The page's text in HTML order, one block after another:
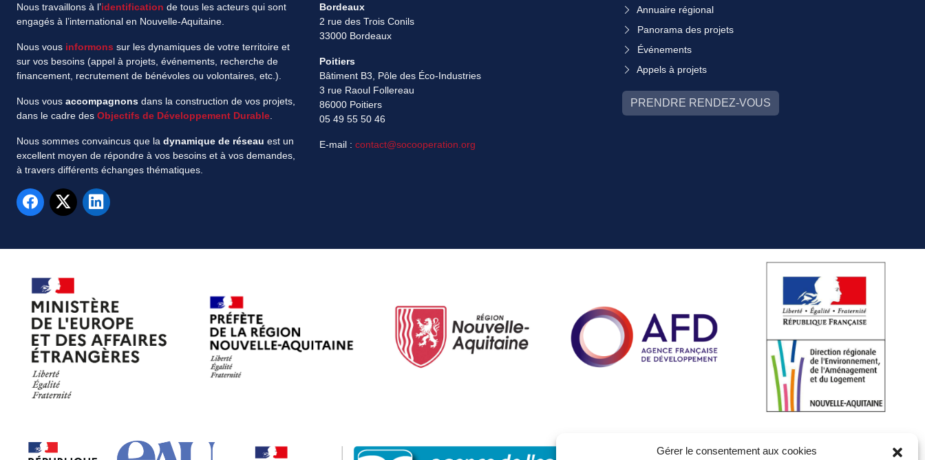
Gérer le consentement aux cookies
Nous travaillons à l’identification de tous les acteurs qui sont
engagés à l’international en Nouvelle-Aquitaine.
Nous vous informons sur les dynamiques de votre territoire et
sur vos besoins (appel à projets, événements, recherche de
financement, recrutement de bénévoles ou volontaires, etc.).
Nous vous accompagnons dans la construction de vos projets,
dans le cadre des Objectifs de Développement Durable
Nous sommes convaincus que la dynamique de réseau est un
excellent moyen de répondre à vos besoins et à vos demandes,
à travers différents échanges thématiques.
Bordeaux
2 rue des Trois Conils
33000 Bordeaux
Poitiers
Bâtiment B3, Pôle des Éco-Industries
3 rue Raoul Follereau
86000 Poitiers
05 49 55 50 46
E-mail : contact@socooperation.org
Annuaire régional
Panorama des projets
Événements
Appels à projets
PRENDRE RENDEZ-VOUS